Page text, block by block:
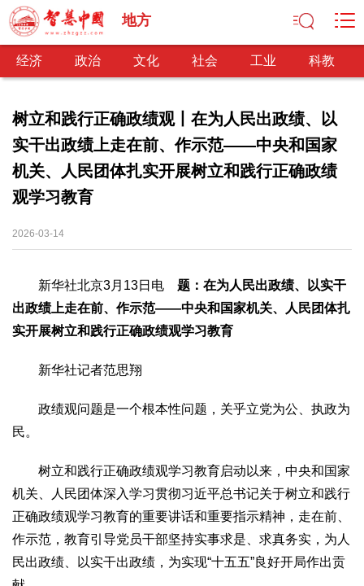
地方
经济 政治 文化 社会 工业 科教
经济
经济观察 产业纵横 区域经济 新锐视点
发展理念
经济转型
供给侧改革
政治
网文推荐
文化
核心价值 文化产业 文化事业
文化观察
智海钩沉
社会
社会治理
科教
科技观察 创新前沿 智慧教育 职业教育
树立和践行正确政绩观丨在为人民出政绩、以
实干出政绩上走在前、作示范——中央和国家
机关、人民团体扎实开展树立和践行正确政绩
观学习教育
2026-03-14
新华社北京3月13日电 题：在为人民出政绩、以实干
出政绩上走在前、作示范——中央和国家机关、人民团体扎
实开展树立和践行正确政绩观学习教育
新华社记者范思翔
政绩观问题是一个根本性问题，关乎立党为公、执政为
民。
树立和践行正确政绩观学习教育启动以来，中央和国家
机关、人民团体深入学习贯彻习近平总书记关于树立和践行
正确政绩观学习教育的重要讲话和重要指示精神，走在前、
作示范，教育引导党员干部坚持实事求是、求真务实，为人
民出政绩、以实干出政绩，为实现“十五五”良好开局作出贡